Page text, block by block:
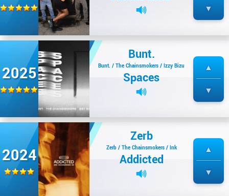
2025
Bunt.
Bunt. / The Chainsmokers / Izzy Bizu
Spaces
2024
Zerb
Zerb / The Chainsmokers / Ink
Addicted